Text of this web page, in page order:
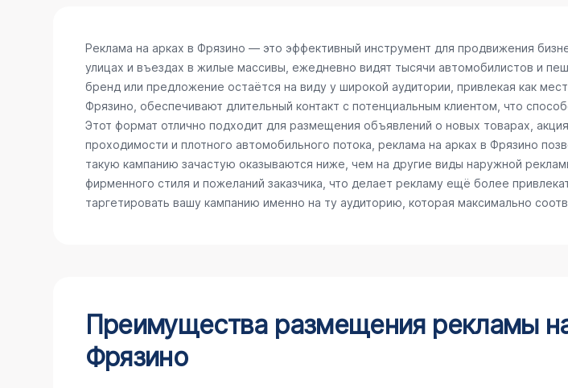
Реклама на арках в Фрязино — это эффективный инструмент для продвижения
улицах и въездах в жилые массивы, ежедневно видят тысячи автомобилистов и
бренд или предложение остаётся на виду у широкой аудитории, привлекая как
Фрязино, обеспечивают длительный контакт с потенциальным клиентом, что
Этот формат отлично подходит для размещения объявлений о новых товарах,
проходимости и плотного автомобильного потока, реклама на арках в Фрязино
такую кампанию зачастую оказываются ниже, чем на другие виды наружной
фирменного стиля и пожеланий заказчика, что делает рекламу ещё более
таргетировать вашу кампанию именно на ту аудиторию, которая максимально
Преимущества размещения рекламы
Фрязино